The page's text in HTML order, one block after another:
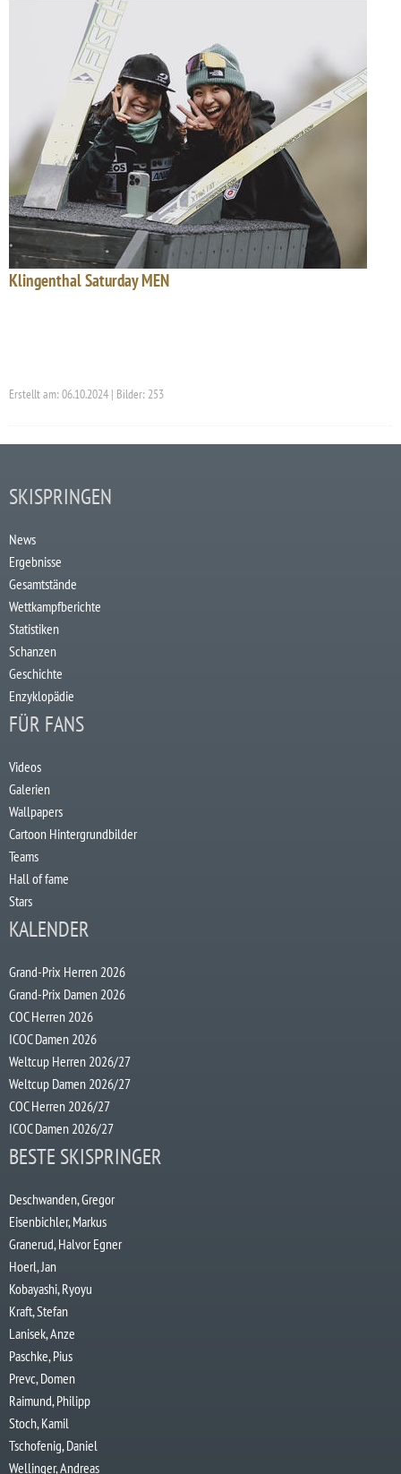
Klingenthal Saturday MEN
Erstellt am: 06.10.2024 | Bilder: 253
SKISPRINGEN
News
Ergebnisse
Gesamtstände
Wettkampfberichte
Statistiken
Schanzen
Geschichte
Enzyklopädie
FÜR FANS
Videos
Galerien
Wallpapers
Cartoon Hintergrundbilder
Teams
Hall of fame
Stars
KALENDER
Grand-Prix Herren 2026
Grand-Prix Damen 2026
COC Herren 2026
ICOC Damen 2026
Weltcup Herren 2026/27
Weltcup Damen 2026/27
COC Herren 2026/27
ICOC Damen 2026/27
BESTE SKISPRINGER
Deschwanden, Gregor
Eisenbichler, Markus
Granerud, Halvor Egner
Hoerl, Jan
Kobayashi, Ryoyu
Kraft, Stefan
Lanisek, Anze
Paschke, Pius
Prevc, Domen
Raimund, Philipp
Stoch, Kamil
Tschofenig, Daniel
Wellinger, Andreas